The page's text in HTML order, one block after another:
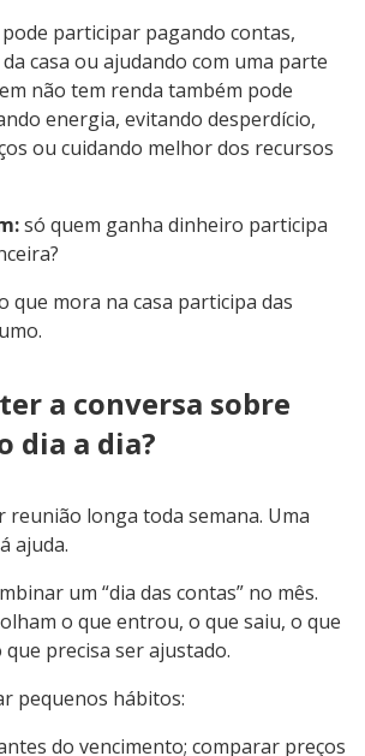
participar pagando contas,
casa ou ajudando com uma parte
não tem renda também pode
energia, evitando desperdício,
ou cuidando melhor dos recursos
só quem ganha dinheiro participa
que mora na casa participa das
a conversa sobre
dia a dia?
reunião longa toda semana. Uma
ajuda.
um “dia das contas” no mês.
o que entrou, o que saiu, o que
precisa ser ajustado.
pequenos hábitos:
do vencimento; comparar preços